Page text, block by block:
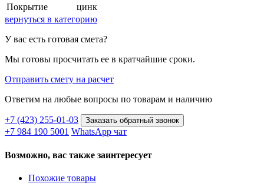
Покрытие
цинк
вернуться в категорию
У вас есть готовая смета?
Мы готовы просчитать ее в кратчайшие сроки.
Отправить смету на расчет
Ответим на любые вопросы по товарам и наличию
+7 (423) 255-01-03 Заказать обратный звонок
+7 984 190 5001 WhatsApp чат
Возможно, вас также заинтересует
Похожие товары